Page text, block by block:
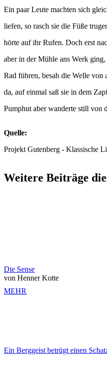
Ein paar Leute machten sich
liefen, so rasch sie die Füße
hörte auf ihr Rufen. Doch erst
aber in der Mühle ans Werk
Rad führen, besah die Welle
da, auf einmal saß sie in dem
Pumphut aber wanderte still von
Quelle:
Projekt Gutenberg - Klassische
Weitere Beiträge
Die Sense
von Henner Kotte
MEHR
Ein Berggeist betrügt einen